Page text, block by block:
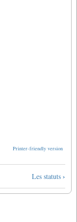
Printer-friendly version
Les statuts ›